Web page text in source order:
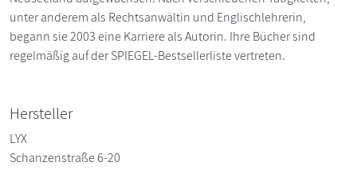
unter anderem als Rechtsanwältin und Englischlehrerin,
begann sie 2003 eine Karriere als Autorin. Ihre Bücher sind
regelmäßig auf der SPIEGEL-Bestsellerliste vertreten.
Hersteller
LYX
Schanzenstraße 6-20